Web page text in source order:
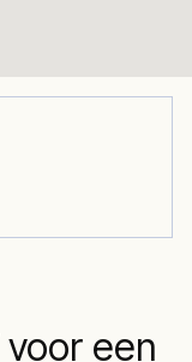
voor een